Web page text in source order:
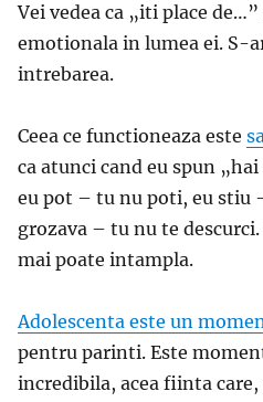
Vei vedea ca „iti place
emotionala in lumea ei. S-
intrebarea.
Ceea ce functioneaza este
ca atunci cand eu spun
eu pot – tu nu poti, eu stiu
grozava – tu nu te
mai poate intampla.
Adolescenta este un
pentru parinti. Este
incredibila, acea fiinta